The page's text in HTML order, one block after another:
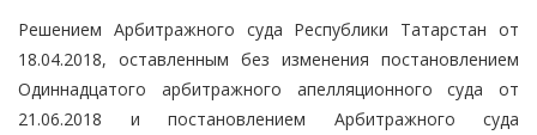
Решением Арбитражного суда Республики Татарстан от
18.04.2018, оставленным без изменения постановлением
Одиннадцатого арбитражного апелляционного суда от
21.06.2018 и постановлением Арбитражного суда